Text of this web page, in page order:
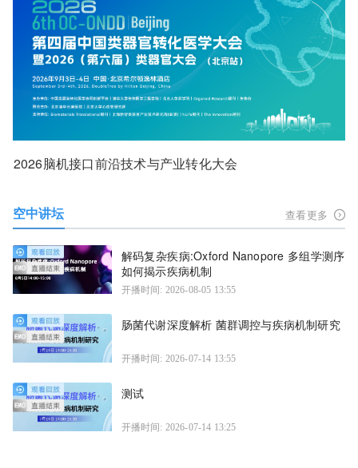
2026脑机接口前沿技术与产业转化大会
空中讲坛 查看更多
解码复杂疾病:Oxford Nanopore 多组学测序
如何揭示疾病机制
开播时间: 2026-08-05 13:55
肠菌代谢深度解析 菌群调控与疾病机制研究
开播时间: 2026-07-14 13:55
测试
开播时间: 2026-07-14 13:25